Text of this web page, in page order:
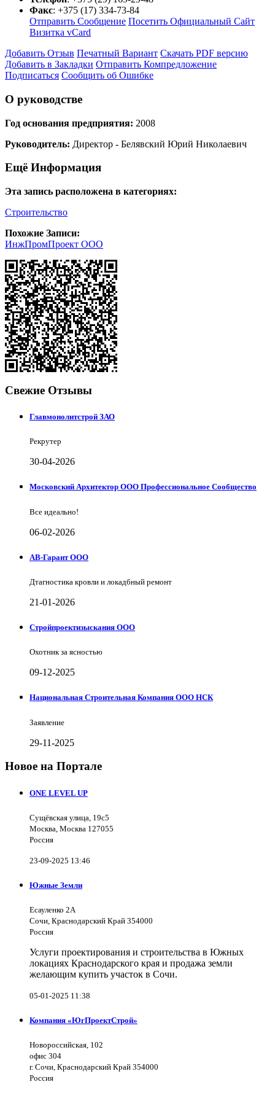
Факс: +375 (17) 334-73-84
Отправить Сообщение Посетить Официальный Сайт
Визитка vCard
Добавить Отзыв Печатный Вариант Скачать PDF версию
Добавить в Закладки Отправить Компредложение
Подписаться Сообщить об Ошибке
О руководстве
Год основания предприятия: 2008
Руководитель: Директор - Белявский Юрий Николаевич
Ещё Информация
Эта запись расположена в категориях:
Строительство
Похожие Записи:
ИнжПромПроект ООО
Свежие Отзывы
Главмонолитстрой ЗАО
Рекрутер
30-04-2026
Московский Архитектор ООО Профессиональное Сообщество
Все идеально!
06-02-2026
АВ-Гарант ООО
Дтагностика кровли и локадбный ремонт
21-01-2026
Стройпроектизыскания ООО
Охотник за ясностью
09-12-2025
Национальная Строительная Компания ООО НСК
Заявление
29-11-2025
Новое на Портале
ONE LEVEL UP
Сущёвская улица, 19с5
Москва, Москва 127055
Россия
23-09-2025 13:46
Южные Земли
Есауленко 2А
Сочи, Краснодарский Край 354000
Россия
Услуги проектирования и строительства в Южных
локациях Краснодарского края и продажа земли
желающим купить участок в Сочи.
05-01-2025 11:38
Компания «ЮгПроектСтрой»
Новороссийская, 102
офис 304
г. Сочи, Краснодарский Край 354000
Россия